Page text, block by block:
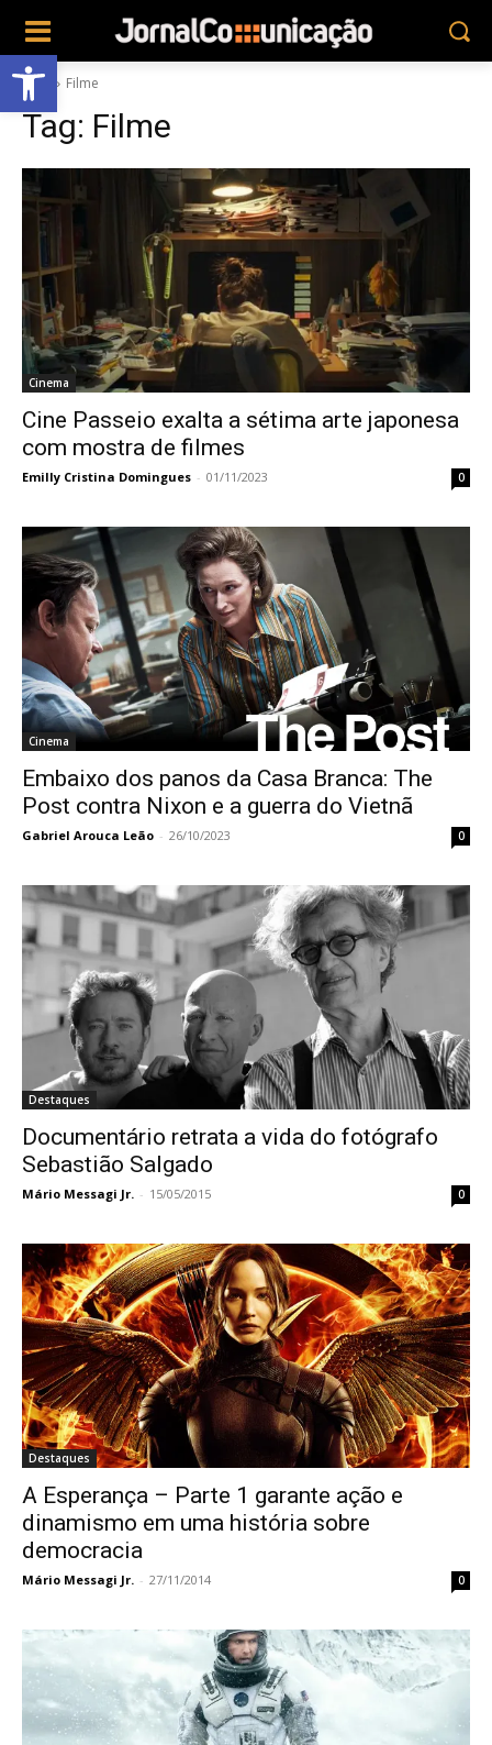
Abrir a barra de ferramentas
Tags Filme
Tag: Filme
Cinema
Cine Passeio exalta a sétima arte japonesa
com mostra de filmes
Emilly Cristina Domingues - 01/11/2023 0
Cinema
Embaixo dos panos da Casa Branca: The
Post contra Nixon e a guerra do Vietnã
Gabriel Arouca Leão - 26/10/2023 0
Destaques
Documentário retrata a vida do fotógrafo
Sebastião Salgado
Mário Messagi Jr. - 15/05/2015 0
Destaques
A Esperança – Parte 1 garante ação e
dinamismo em uma história sobre
democracia
Mário Messagi Jr. - 27/11/2014 0